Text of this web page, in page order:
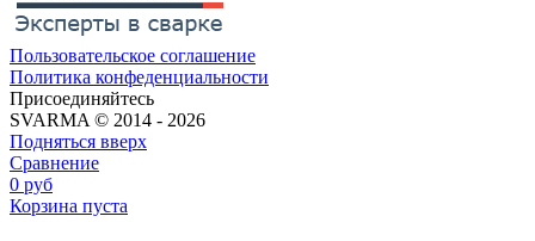
Пользовательское соглашение
Политика конфеденциальности
Присоединяйтесь
SVARMA © 2014 - 2026
Подняться вверх
Сравнение
0 руб
Корзина пуста